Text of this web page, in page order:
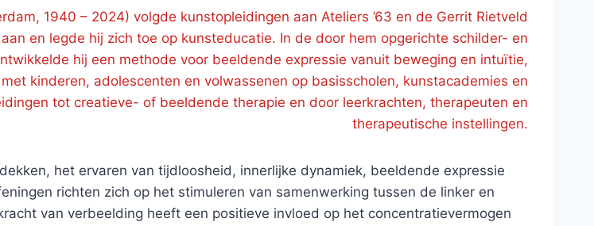
1940 – 2024) volgde kunstopleidingen aan Ateliers ’63 en de Gerrit Rietveld
en legde hij zich toe op kunsteducatie. In de door hem opgerichte schilder- en
hij een methode voor beeldende expressie vanuit beweging en intuïtie,
kinderen, adolescenten en volwassenen op basisscholen, kunstacademies en
tot creatieve- of beeldende therapie en door leerkrachten, therapeuten en
therapeutische instellingen.
het ervaren van tijdloosheid, innerlijke dynamiek, beeldende expressie
richten zich op het stimuleren van samenwerking tussen de linker en
van verbeelding heeft een positieve invloed op het concentratievermogen